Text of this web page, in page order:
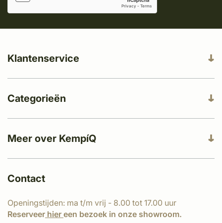
Meer over KempíQ
Klantenservice
Categorieën
Contact
Openingstijden: ma t/m vrij - 8.00 tot 17.00 uur
Reserveer hier een bezoek in onze showroom.